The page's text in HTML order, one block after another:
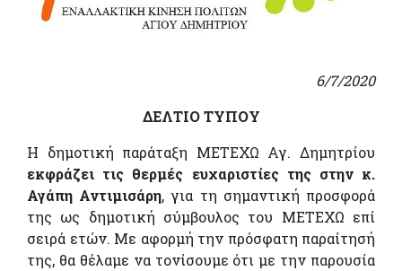
6/7/2020
ΔΕΛΤΙΟ ΤΥΠΟΥ
Η δημοτική παράταξη ΜΕΤΕΧΩ Αγ. Δημητρίου
εκφράζει τις θερμές ευχαριστίες της στην κ.
Αγάπη Αντιμισάρη, για τη σημαντική προσφορά
της ως δημοτική σύμβουλος του ΜΕΤΕΧΩ επί
σειρά ετών. Με αφορμή την πρόσφατη παραίτησή
της, θα θέλαμε να τονίσουμε ότι με την παρουσία